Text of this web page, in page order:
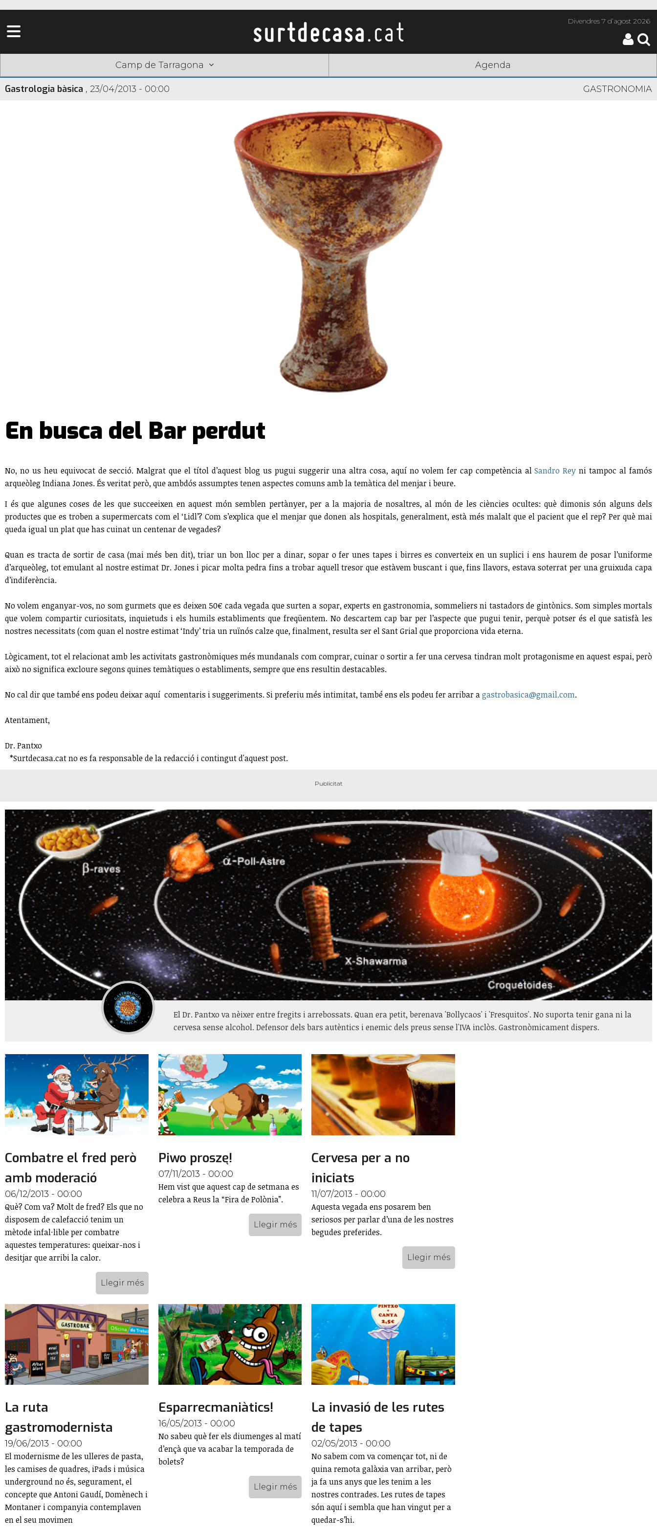
Divendres7 d’agost 2026
Camp de Tarragona Agenda
Gastrologia bàsica , 23/04/2013 - 00:00 GASTRONOMIA
En busca del Bar perdut
No, no us heu equivocat de secció. Malgrat que el títol d’aquest blog us pugui suggerir una altra cosa, aquí no volem fer cap competència alSandro Rey ni tampoc al famós
arqueòleg Indiana Jones. És veritat però, que ambdós assumptes tenen aspectes comuns amb la temàtica del menjar i beure.
I és que algunes coses de les que succeeixen en aquest món semblen pertànyer, per a la majoria de nosaltres, al món de les ciències ocultes: què dimonis són alguns dels
productes que es troben a supermercats com el ‘Lidl’? Com s’explica que el menjar que donen als hospitals, generalment, està més malalt que el pacient que el rep? Per què mai
queda igual un plat que has cuinat un centenar de vegades?
Quan es tracta de sortir de casa (mai més ben dit), triar un bon lloc per a dinar, sopar o fer unes tapes i birres es converteix en un suplici i ens haurem de posar l’uniforme
d’arqueòleg, tot emulant al nostre estimat Dr. Jones i picar molta pedra fins a trobar aquell tresor que estàvem buscant i que, fins llavors, estava soterrat per una gruixuda capa
d’indiferència.
No volem enganyar-vos, no som gurmets que es deixen 50€ cada vegada que surten a sopar, experts en gastronomia, sommeliers ni tastadors de gintònics. Som simples mortals
que volem compartir curiositats, inquietuds i els humils establiments que freqüentem. No descartem cap bar per l’aspecte que pugui tenir, perquè potser és el que satisfà les
nostres necessitats (com quan el nostre estimat ‘Indy’ tria un ruïnós calze que, finalment, resulta ser el Sant Grial que proporciona vida eterna.
Lògicament, tot el relacionat amb les activitats gastronòmiques més mundanals com comprar, cuinar o sortir a fer una cervesa tindran molt protagonisme en aquest espai, però
això no significa excloure segons quines temàtiques o establiments, sempre que ens resultin destacables.
No cal dir que també ens podeu deixar aquí comentaris i suggeriments. Si preferiu més intimitat, també ens els podeu fer arribar agastrobasica@gmail.com.
Atentament,
Dr. Pantxo
*Surtdecasa.cat no es fa responsable de la redacció i contingut d'aquest post.
El Dr. Pantxo va nèixer entre fregits i arrebossats. Quan era petit, berenava 'Bollycaos' i 'Fresquitos'. No suporta tenir gana ni la
cervesa sense alcohol. Defensor dels bars autèntics i enemic dels preus sense l'IVA inclòs. Gastronòmicament dispers.
Combatre el fred però
amb moderació
06/12/2013 - 00:00
Què? Com va? Molt de fred? Els que no
disposem de calefacció tenim un
mètode infal·lible per combatre
aquestes temperatures: queixar-nos i
desitjar que arribi la calor.
Llegir més
Piwo proszę!
07/11/2013 - 00:00
Hem vist que aquest cap de setmana es
celebra a Reus la “Fira de Polònia”.
Llegir més
Cervesa per a no
iniciats
11/07/2013 - 00:00
Aquesta vegada ens posarem ben
seriosos per parlar d’una de les nostres
begudes preferides.
Llegir més
La ruta
gastromodernista
19/06/2013 - 00:00
El modernisme de les ulleres de pasta,
les camises de quadres, iPads i música
underground no és, segurament, el
concepte que Antoni Gaudí, Domènech i
Montaner i companyia contemplaven
en el seu movimen
Esparrecmaniàtics!
16/05/2013 - 00:00
No sabeu què fer els diumenges al matí
d’ençà que va acabar la temporada de
bolets?
Llegir més
La invasió de les rutes
de tapes
02/05/2013 - 00:00
No sabem com va començar tot, ni de
quina remota galàxia van arribar, però
ja fa uns anys que les tenim a les
nostres contrades. Les rutes de tapes
són aquí i sembla que han vingut per a
quedar-s’hi.